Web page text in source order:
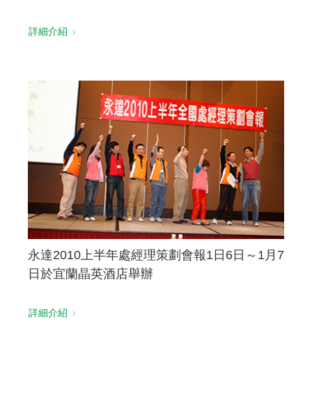
詳細介紹
永達2010上半年處經理策劃會報1日6日～1月7
日於宜蘭晶英酒店舉辦
詳細介紹